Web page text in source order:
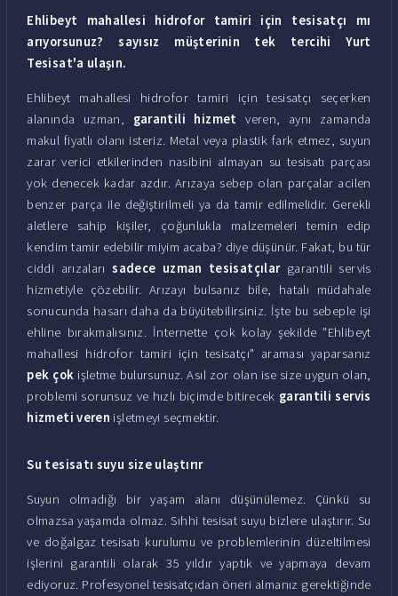
Ehlibeyt mahallesi hidrofor tamiri için tesisatçı mı
arıyorsunuz? sayısız müşterinin tek tercihi Yurt
Tesisat'a ulaşın.
Ehlibeyt mahallesi hidrofor tamiri için tesisatçı seçerken
alanında uzman, garantili hizmet veren, aynı zamanda
makul fiyatlı olanı isteriz. Metal veya plastik fark etmez, suyun
zarar verici etkilerinden nasibini almayan su tesisatı parçası
yok denecek kadar azdır. Arızaya sebep olan parçalar acilen
benzer parça ile değiştirilmeli ya da tamir edilmelidir. Gerekli
aletlere sahip kişiler, çoğunlukla malzemeleri temin edip
kendim tamir edebilir miyim acaba? diye düşünür. Fakat, bu tür
ciddi arızalarısadece uzman tesisatçılargarantili servis
hizmetiyle çözebilir. Arızayı bulsanız bile, hatalı müdahale
sonucunda hasarı daha da büyütebilirsiniz. İşte bu sebeple işi
ehline bırakmalısınız. İnternette çok kolay şekilde "Ehlibeyt
mahallesi hidrofor tamiri için tesisatçı" araması yaparsanız
pek çok işletme bulursunuz. Asıl zor olan ise size uygun olan,
problemi sorunsuz ve hızlı biçimde bitirecek garantili servis
hizmeti veren işletmeyi seçmektir.
Su tesisatı suyu size ulaştırır
Suyun olmadığı bir yaşam alanı düşünülemez. Çünkü su
olmazsa yaşamda olmaz. Sıhhi tesisat suyu bizlere ulaştırır. Su
ve doğalgaz tesisatı kurulumu ve problemlerinin düzeltilmesi
işlerini garantili olarak 35 yıldır yaptık ve yapmaya devam
ediyoruz. Profesyonel tesisatçıdan öneri almanız gerektiğinde